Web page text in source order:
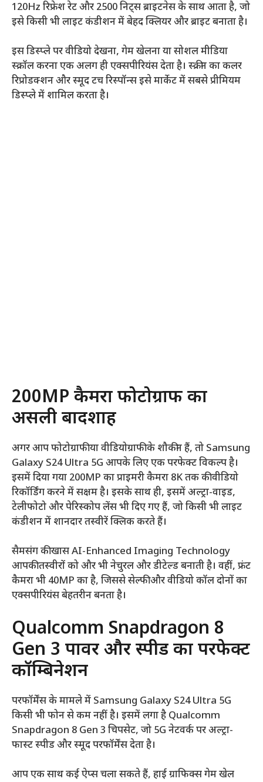
120Hz रिफ्रेश रेट और 2500 निट्स ब्राइटनेस के साथ आता है, जो
इसे किसी भी लाइट कंडीशन में बेहद क्लियर और ब्राइट बनाता है।
इस डिस्प्ले पर वीडियो देखना, गेम खेलना या सोशल मीडिया
स्क्रॉल करना एक अलग ही एक्सपीरियंस देता है। स्क्रीन का कलर
रिप्रोडक्शन और स्मूद टच रिस्पॉन्स इसे मार्केट में सबसे प्रीमियम
डिस्प्ले में शामिल करता है।
200MP कैमरा फोटोग्राफी का
असली बादशाह
अगर आप फोटोग्राफी या वीडियोग्राफी के शौकीन हैं, तो Samsung
Galaxy S24 Ultra 5G आपके लिए एक परफेक्ट विकल्प है।
इसमें दिया गया 200MP का प्राइमरी कैमरा 8K तक की वीडियो
रिकॉर्डिंग करने में सक्षम है। इसके साथ ही, इसमें अल्ट्रा-वाइड,
टेलीफोटो और पेरिस्कोप लेंस भी दिए गए हैं, जो किसी भी लाइट
कंडीशन में शानदार तस्वीरें क्लिक करते हैं।
सैमसंग की खास AI-Enhanced Imaging Technology
आपकी तस्वीरों को और भी नेचुरल और डीटेल्ड बनाती है। वहीं, फ्रंट
कैमरा भी 40MP का है, जिससे सेल्फी और वीडियो कॉल दोनों का
एक्सपीरियंस बेहतरीन बनता है।
Qualcomm Snapdragon 8
Gen 3 पावर और स्पीड का परफेक्ट
कॉम्बिनेशन
परफॉर्मेंस के मामले में Samsung Galaxy S24 Ultra 5G
किसी भी फोन से कम नहीं है। इसमें लगा है Qualcomm
Snapdragon 8 Gen 3 चिपसेट, जो 5G नेटवर्क पर अल्ट्रा-
फास्ट स्पीड और स्मूद परफॉर्मेंस देता है।
आप एक साथ कई ऐप्स चला सकते हैं, हाई ग्राफिक्स गेम खेल